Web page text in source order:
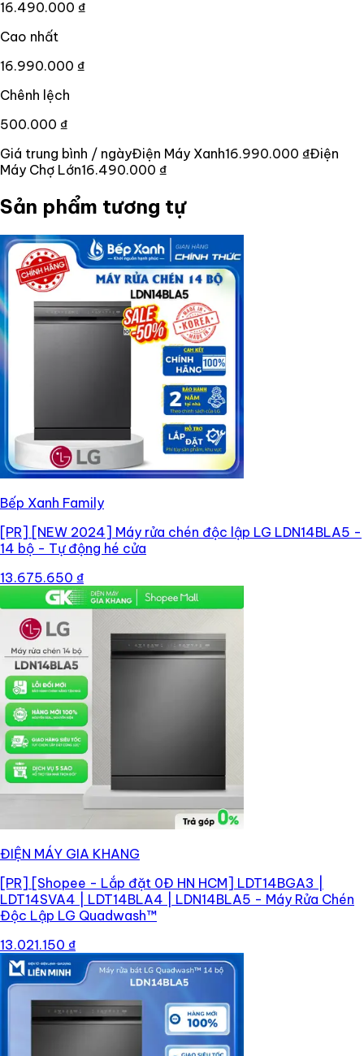
16.490.000 ₫
Cao nhất
16.990.000 ₫
Chênh lệch
500.000 ₫
Giá trung bình / ngàyĐiện Máy Xanh16.990.000 ₫Điện
Máy Chợ Lớn16.490.000 ₫
Sản phẩm tương tự
Bếp Xanh Family
[PR] [NEW 2024] Máy rửa chén độc lập LG LDN14BLA5 -
14 bộ - Tự động hé cửa
13.675.650 ₫
ĐIỆN MÁY GIA KHANG
[PR] [Shopee - Lắp đặt 0Đ HN HCM] LDT14BGA3 |
LDT14SVA4 | LDT14BLA4 | LDN14BLA5 - Máy Rửa Chén
Độc Lập LG Quadwash™
13.021.150 ₫